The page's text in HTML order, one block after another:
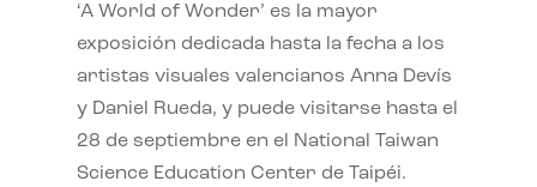
‘A World of Wonder’ es la mayor
exposición dedicada hasta la fecha a los
artistas visuales valencianos Anna Devís
y Daniel Rueda, y puede visitarse hasta el
28 de septiembre en el National Taiwan
Science Education Center de Taipéi.